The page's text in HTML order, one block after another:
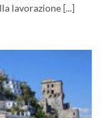
lavorazione [...]